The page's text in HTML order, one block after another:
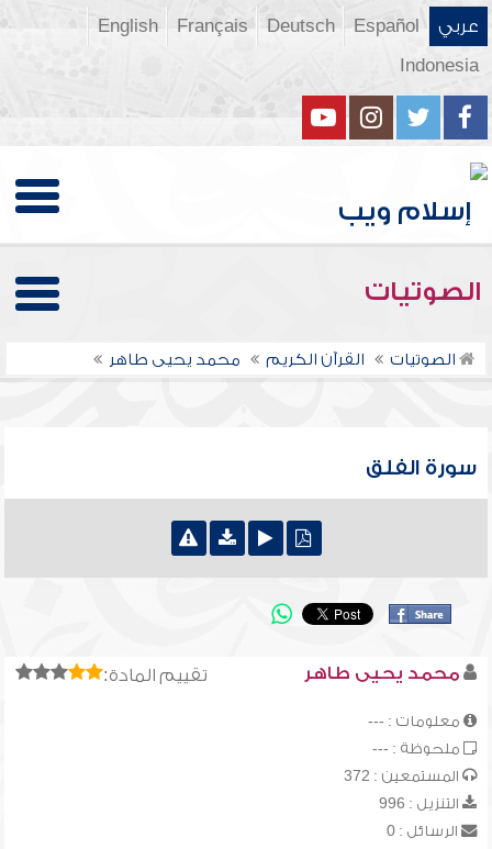
عربي Español
Deutsch
Français
English
Indonesia
الصوتيات
الصوتيات القرآن الكريم محمد يحيى طاهر
سورة الفلق
تقييم المادة: محمد يحيى طاهر
معلومات : ---
ملحوظة : ---
المستمعين : 372
التنزيل : 996
الرسائل : 0